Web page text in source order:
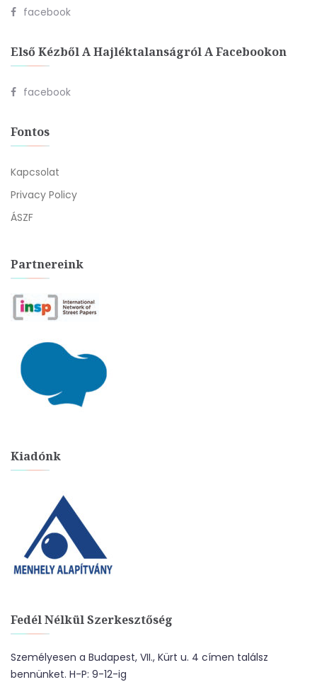
facebook
Első Kézből A Hajléktalanságról A Facebookon
facebook
Fontos
Kapcsolat
Privacy Policy
ÁSZF
Partnereink
Kiadónk
Fedél Nélkül Szerkesztőség
Személyesen a Budapest, VII., Kürt u. 4 címen találsz
bennünket. H-P: 9-12-ig